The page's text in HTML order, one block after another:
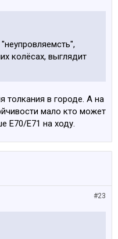
колёсах, выглядит
толкания в городе. А на
мало кто может
Е70/Е71 на ходу.
#23